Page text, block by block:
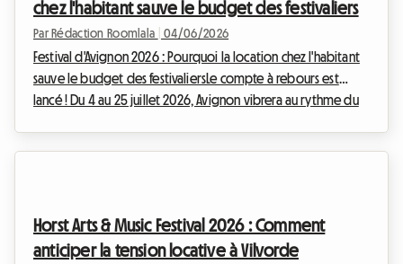
chez l'habitant sauve le budget des festivaliers
Par Rédaction Roomlala 04/06/2026
Festival d'Avignon 2026 : Pourquoi la location chez l'habitant
sauve le budget des festivaliersLe compte à rebours est
lancé ! Du 4 au 25 juillet 2026, Avignon vibrera au rythme du
tandis que le OF...
Horst Arts & Music Festival 2026 : Comment
anticiper la tension locative à Vilvorde